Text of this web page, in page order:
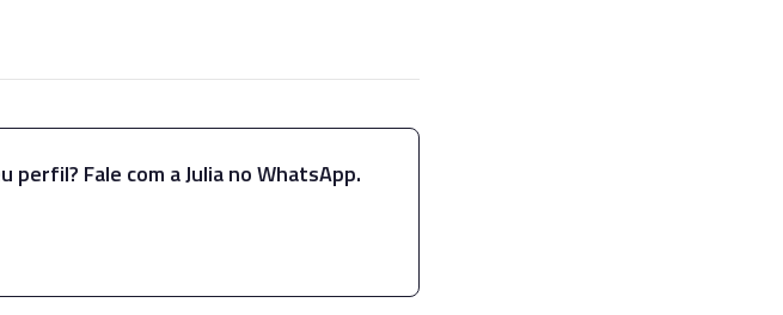
Fale com a Julia no WhatsApp.